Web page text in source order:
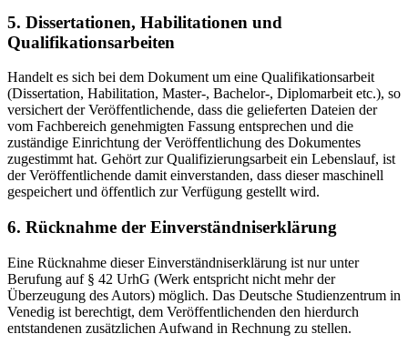
5. Dissertationen, Habilitationen und
Qualifikationsarbeiten
Handelt es sich bei dem Dokument um eine Qualifikationsarbeit
(Dissertation, Habilitation, Master-, Bachelor-, Diplomarbeit etc.), so
versichert der Veröffentlichende, dass die gelieferten Dateien der
vom Fachbereich genehmigten Fassung entsprechen und die
zuständige Einrichtung der Veröffentlichung des Dokumentes
zugestimmt hat. Gehört zur Qualifizierungsarbeit ein Lebenslauf, ist
der Veröffentlichende damit einverstanden, dass dieser maschinell
gespeichert und öffentlich zur Verfügung gestellt wird.
6. Rücknahme der Einverständniserklärung
Eine Rücknahme dieser Einverständniserklärung ist nur unter
Berufung auf § 42 UrhG (Werk entspricht nicht mehr der
Überzeugung des Autors) möglich. Das Deutsche Studienzentrum in
Venedig ist berechtigt, dem Veröffentlichenden den hierdurch
entstandenen zusätzlichen Aufwand in Rechnung zu stellen.